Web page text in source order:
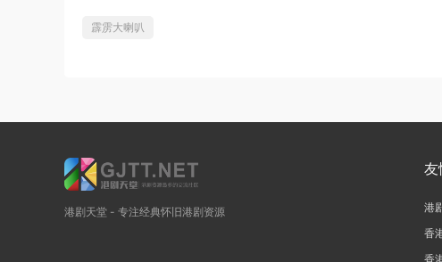
霹雳大喇叭
港剧天堂 - 专注经典怀旧港剧资源
友
港
香
香